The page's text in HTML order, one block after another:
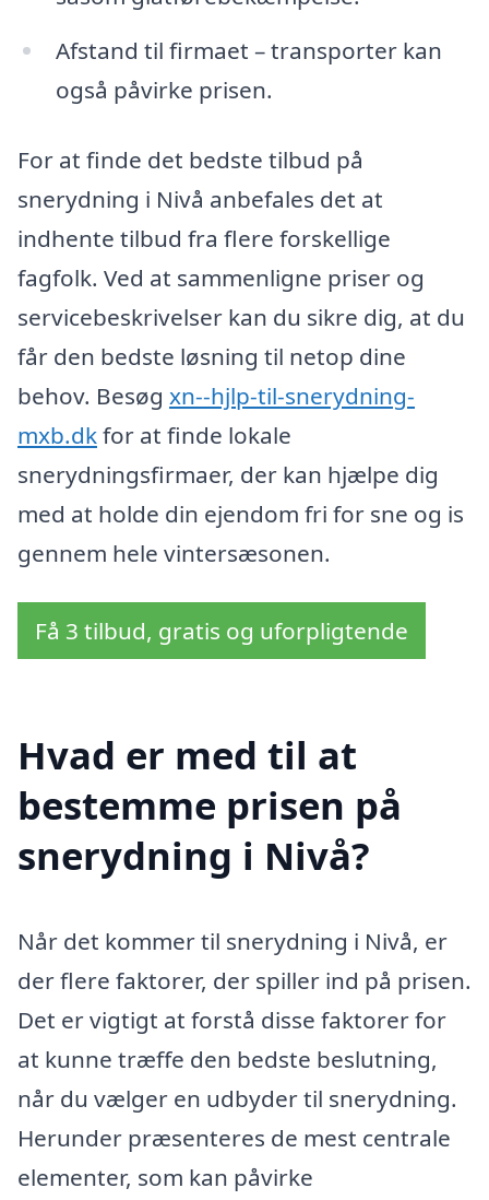
Afstand til firmaet – transporter kan
også påvirke prisen.
For at finde det bedste tilbud på
snerydning i Nivå anbefales det at
indhente tilbud fra flere forskellige
fagfolk. Ved at sammenligne priser og
servicebeskrivelser kan du sikre dig, at du
får den bedste løsning til netop dine
behov. Besøg xn--hjlp-til-snerydning-
mxb.dkfor at finde lokale
snerydningsfirmaer, der kan hjælpe dig
med at holde din ejendom fri for sne og is
gennem hele vintersæsonen.
Få 3 tilbud, gratis og uforpligtende
Hvad er med til at
bestemme prisen på
snerydning i Nivå?
Når det kommer til snerydning i Nivå, er
der flere faktorer, der spiller ind på prisen.
Det er vigtigt at forstå disse faktorer for
at kunne træffe den bedste beslutning,
når du vælger en udbyder til snerydning.
Herunder præsenteres de mest centrale
elementer, som kan påvirke